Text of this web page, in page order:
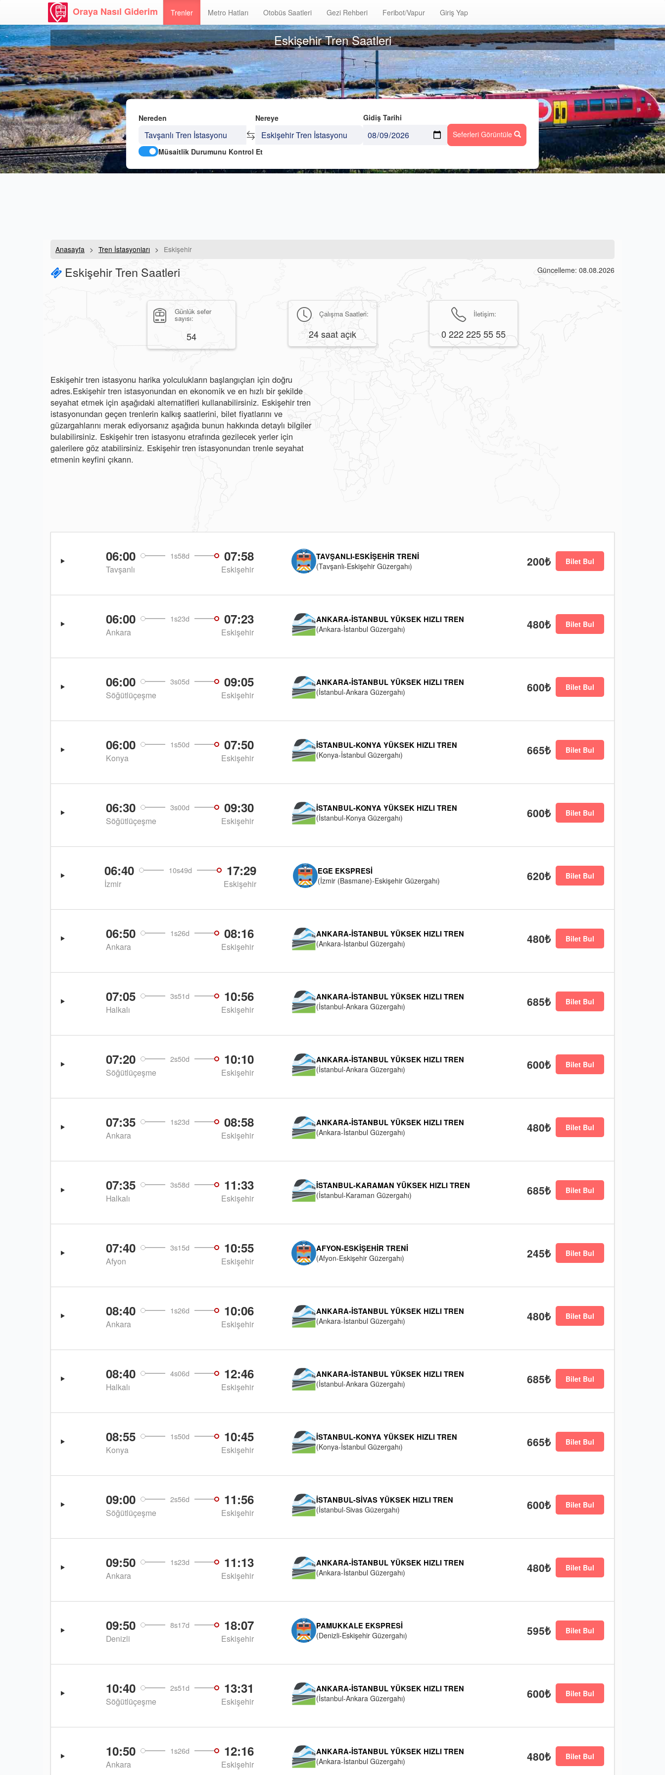
Oraya Nasıl Giderim Trenler Metro Hatları Otobüs Saatleri Gezi Rehberi Feribot/Vapur Giriş Yap
Eskişehir Tren Saatleri
Nereden Nereye
Gidiş Tarihi
Seferleri Görüntüle
Müsaitlik Durumunu Kontrol Et
Anasayfa Tren İstasyonları Eskişehir
Eskişehir Tren Saatleri Güncelleme: 08.08.2026
Günlük sefer
sayısı:
54
Çalışma Saatleri:
24 saat açık
İletişim:
0 222 225 55 55
Eskişehir tren istasyonu harika yolculukların başlangıçları için doğru
adres.Eskişehir tren istasyonundan en ekonomik ve en hızlı bir şekilde
seyahat etmek için aşağıdaki alternatifleri kullanabilirsiniz. Eskişehir tren
istasyonundan geçen trenlerin kalkış saatlerini, bilet fiyatlarını ve
güzargahlarını merak ediyorsanız aşağıda bunun hakkında detaylı bilgiler
bulabilirsiniz. Eskişehir tren istasyonu etrafında gezilecek yerler için
galerilere göz atabilirsiniz. Eskişehir tren istasyonundan trenle seyahat
etmenin keyfini çıkarın.
06:00 1s58d 07:58
Tavşanlı Eskişehir
TAVŞANLI-ESKIŞEHIR TRENI
(Tavşanlı-Eskişehir Güzergahı)
200₺ Bilet Bul
06:00 1s23d 07:23
Ankara Eskişehir
ANKARA-İSTANBUL YÜKSEK HIZLI TREN
(Ankara-İstanbul Güzergahı)
480₺ Bilet Bul
06:00 3s05d 09:05
Söğütlüçeşme Eskişehir
ANKARA-İSTANBUL YÜKSEK HIZLI TREN
(İstanbul-Ankara Güzergahı)
600₺ Bilet Bul
06:00 1s50d 07:50
Konya Eskişehir
İSTANBUL-KONYA YÜKSEK HIZLI TREN
(Konya-İstanbul Güzergahı)
665₺ Bilet Bul
06:30 3s00d 09:30
Söğütlüçeşme Eskişehir
İSTANBUL-KONYA YÜKSEK HIZLI TREN
(İstanbul-Konya Güzergahı)
600₺ Bilet Bul
06:40 10s49d 17:29
İzmir Eskişehir
EGE EKSPRESI
(İzmir (Basmane)-Eskişehir Güzergahı)
620₺ Bilet Bul
06:50 1s26d 08:16
Ankara Eskişehir
ANKARA-İSTANBUL YÜKSEK HIZLI TREN
(Ankara-İstanbul Güzergahı)
480₺ Bilet Bul
07:05 3s51d 10:56
Halkalı Eskişehir
ANKARA-İSTANBUL YÜKSEK HIZLI TREN
(İstanbul-Ankara Güzergahı)
685₺ Bilet Bul
07:20 2s50d 10:10
Söğütlüçeşme Eskişehir
ANKARA-İSTANBUL YÜKSEK HIZLI TREN
(İstanbul-Ankara Güzergahı)
600₺ Bilet Bul
07:35 1s23d 08:58
Ankara Eskişehir
ANKARA-İSTANBUL YÜKSEK HIZLI TREN
(Ankara-İstanbul Güzergahı)
480₺ Bilet Bul
07:35 3s58d 11:33
Halkalı Eskişehir
İSTANBUL-KARAMAN YÜKSEK HIZLI TREN
(İstanbul-Karaman Güzergahı)
685₺ Bilet Bul
07:40 3s15d 10:55
Afyon Eskişehir
AFYON-ESKIŞEHIR TRENI
(Afyon-Eskişehir Güzergahı)
245₺ Bilet Bul
08:40 1s26d 10:06
Ankara Eskişehir
ANKARA-İSTANBUL YÜKSEK HIZLI TREN
(Ankara-İstanbul Güzergahı)
480₺ Bilet Bul
08:40 4s06d 12:46
Halkalı Eskişehir
ANKARA-İSTANBUL YÜKSEK HIZLI TREN
(İstanbul-Ankara Güzergahı)
685₺ Bilet Bul
08:55 1s50d 10:45
Konya Eskişehir
İSTANBUL-KONYA YÜKSEK HIZLI TREN
(Konya-İstanbul Güzergahı)
665₺ Bilet Bul
09:00 2s56d 11:56
Söğütlüçeşme Eskişehir
İSTANBUL-SIVAS YÜKSEK HIZLI TREN
(İstanbul-Sivas Güzergahı)
600₺ Bilet Bul
09:50 1s23d 11:13
Ankara Eskişehir
ANKARA-İSTANBUL YÜKSEK HIZLI TREN
(Ankara-İstanbul Güzergahı)
480₺ Bilet Bul
09:50 8s17d 18:07
Denizli Eskişehir
PAMUKKALE EKSPRESI
(Denizli-Eskişehir Güzergahı)
595₺ Bilet Bul
10:40 2s51d 13:31
Söğütlüçeşme Eskişehir
ANKARA-İSTANBUL YÜKSEK HIZLI TREN
(İstanbul-Ankara Güzergahı)
600₺ Bilet Bul
10:50 1s26d 12:16
Ankara Eskişehir
ANKARA-İSTANBUL YÜKSEK HIZLI TREN
(Ankara-İstanbul Güzergahı)
480₺ Bilet Bul